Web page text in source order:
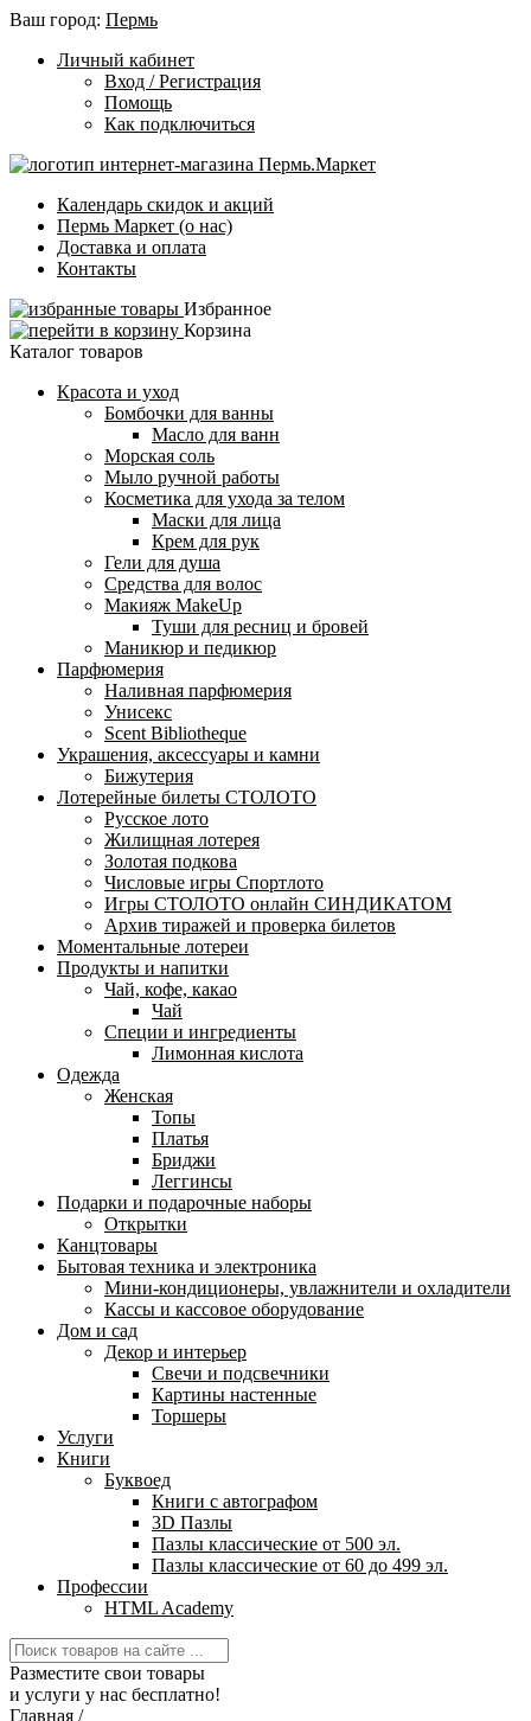
Ваш город: Пермь
Личный кабинет
Вход / Регистрация
Помощь
Как подключиться
Календарь скидок и акций
Пермь Маркет (о нас)
Доставка и оплата
Контакты
Избранное
Корзина
Каталог товаров
Красота и уход
Бомбочки для ванны
Масло для ванн
Морская соль
Мыло ручной работы
Косметика для ухода за телом
Маски для лица
Крем для рук
Гели для душа
Средства для волос
Макияж MakeUp
Туши для ресниц и бровей
Маникюр и педикюр
Парфюмерия
Наливная парфюмерия
Унисекс
Scent Bibliotheque
Украшения, аксессуары и камни
Бижутерия
Лотерейные билеты СТОЛОТО
Русское лото
Жилищная лотерея
Золотая подкова
Числовые игры Спортлото
Игры СТОЛОТО онлайн СИНДИКАТОМ
Архив тиражей и проверка билетов
Моментальные лотереи
Продукты и напитки
Чай, кофе, какао
Чай
Специи и ингредиенты
Лимонная кислота
Одежда
Женская
Топы
Платья
Бриджи
Леггинсы
Подарки и подарочные наборы
Открытки
Канцтовары
Бытовая техника и электроника
Мини-кондиционеры, увлажнители и охладители
Кассы и кассовое оборудование
Дом и сад
Декор и интерьер
Свечи и подсвечники
Картины настенные
Торшеры
Услуги
Книги
Буквоед
Книги с автографом
3D Пазлы
Пазлы классические от 500 эл.
Пазлы классические от 60 до 499 эл.
Профессии
HTML Academy
Разместите свои товары
и услуги у нас бесплатно!
Главная /